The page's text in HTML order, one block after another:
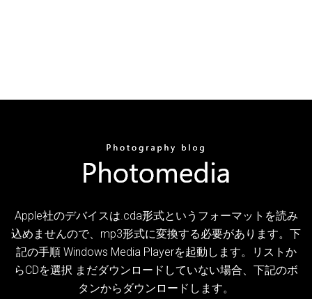
Apple社のデバイスは.cda形式というフォーマットを読み
込めませんので、mp3形式に変換する必要があります。下
記の手順 Windows Media Playerを起動します。リストか
らCDを選択 まだダウンロードしていない場合、下記のボ
タンからダウンロードします。